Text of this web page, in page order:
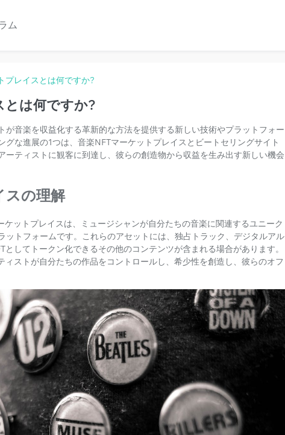
ム
プレイスとは何ですか?
とは何ですか?
音楽を収益化する革新的な方法を提供する新しい技術やプラットフォー
な進展の1つは、音楽NFTマーケットプレイスとビートセリングサイト
ティストに観客に到達し、彼らの創造物から収益を生み出す新しい機会
スの理解
ットプレイスは、ミュージシャンが自分たちの音楽に関連するユニーク
ットフォームです。これらのアセットには、独占トラック、デジタルアル
してトークン化できるその他のコンテンツが含まれる場合があります。
ストが自分たちの作品をコントロールし、希少性を創造し、彼らのオフ